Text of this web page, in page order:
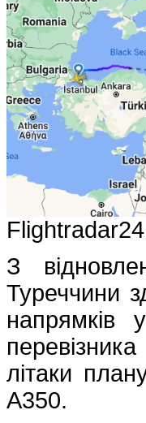
З
Туреччини
напрямків
літаки
A350.